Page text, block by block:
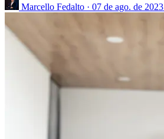
Marcello Fedalto · 07 de ago. de 2023